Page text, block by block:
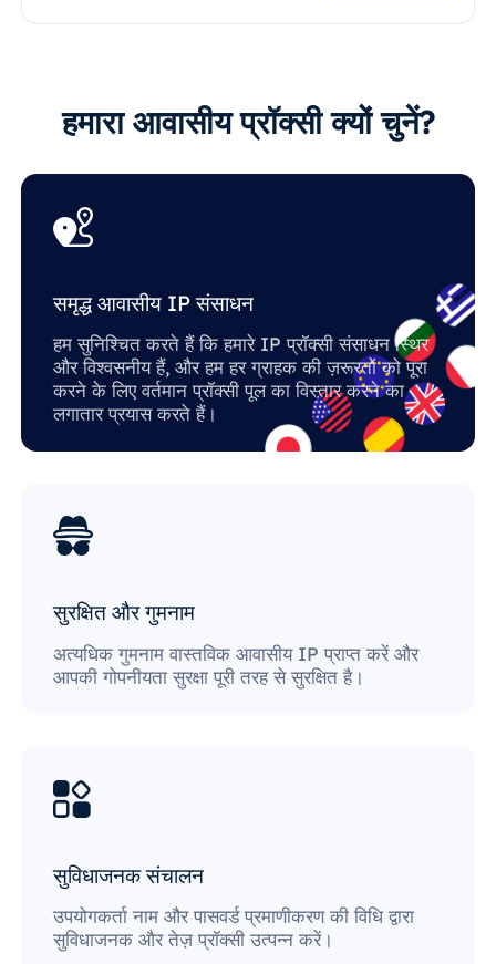
हमारा आवासीय प्रॉक्सी क्यों चुनें?
समृद्ध आवासीय IP संसाधन
हम सुनिश्चित करते हैं कि हमारे IP प्रॉक्सी संसाधन स्थिर
और विश्वसनीय हैं, और हम हर ग्राहक की ज़रूरतों को पूरा
करने के लिए वर्तमान प्रॉक्सी पूल का विस्तार करने का
लगातार प्रयास करते हैं।
सुरक्षित और गुमनाम
अत्यधिक गुमनाम वास्तविक आवासीय IP प्राप्त करें और
आपकी गोपनीयता सुरक्षा पूरी तरह से सुरक्षित है।
सुविधाजनक संचालन
उपयोगकर्ता नाम और पासवर्ड प्रमाणीकरण की विधि द्वारा
सुविधाजनक और तेज़ प्रॉक्सी उत्पन्न करें।